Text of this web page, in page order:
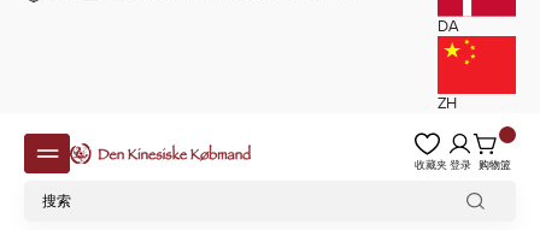
DA
ZH
收藏夹登录 购物篮